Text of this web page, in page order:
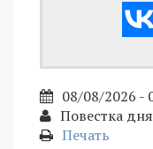
08/08/2026 -
Повестка дня
Печать